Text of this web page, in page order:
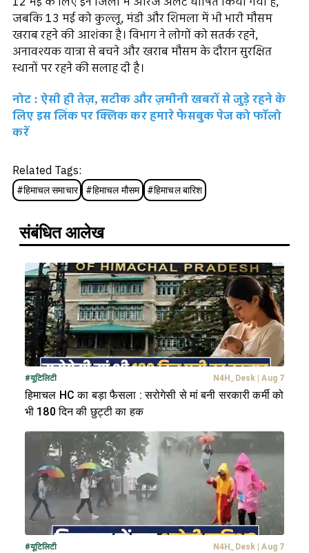
जबकि 13 मई को कुल्लू, मंडी और शिमला में भी भारी मौसम
खराब रहने की आशंका है। विभाग ने लोगों को सतर्क रहने,
अनावश्यक यात्रा से बचने और खराब मौसम के दौरान सुरक्षित
स्थानों पर रहने की सलाह दी है।
नोट : ऐसी ही तेज़, सटीक और ज़मीनी खबरों से जुड़े रहने के
लिए इस लिंक पर क्लिक कर हमारे फेसबुक पेज को फॉलो
करें
Related Tags:
#हिमाचल समाचार #हिमाचल मौसम #हिमाचल बारिश
संबंधित आलेख
#यूटिलिटी N4H_Desk Aug 7
हिमाचल HC का बड़ा फैसला : सरोगेसी से मां बनी सरकारी कर्मी को
भी 180 दिन की छुट्टी का हक
#यूटिलिटी N4H_Desk Aug 7